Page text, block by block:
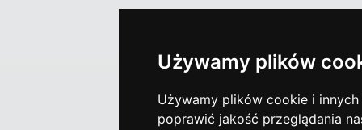
Używamy plików
Używamy plików cookie i
poprawić jakość przeglądania